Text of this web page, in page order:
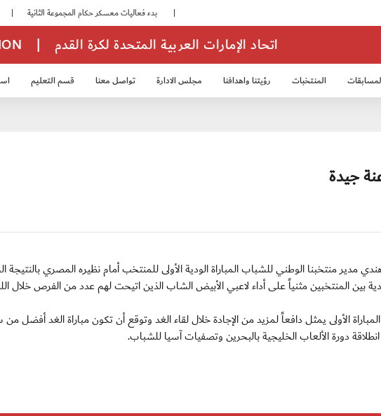
| اتحاد الإمارات العربية المتحدة لكرة القدم
المنتخبات رؤيتنا واهدافنا مجلس الادارة تواصل معنا قسم التعليم
جيدة
وصف جمال بوهندي مدير منتخبنا الوطني للشباب المباراة الودية الأولى للمنتخب أمام نظيره المصري بالنتيجة
بين المنتخبين مثنياً على أداء لاعبي الأبيض الشاب الذين اتيحت لهم عدد من الفرص خلال
الأولى يمثل دافعاً لمزيد من الإجادة خلال لقاء الغد وتوقع أن تكون مباراة الغد أفضل من
دورة الألعاب الخليجية بالبحرين وتصفيات آسيا للشباب.